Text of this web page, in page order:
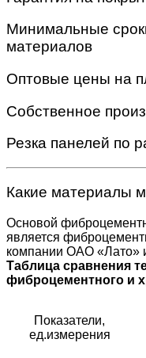
Минимальные
материалов
Оптовые цены на
Собственное
Резка панелей по
Какие материалы
Основой
является
компании ОАО «Лато»
Таблица сравнения
фиброцементного и
Показатели,
ед.измерения